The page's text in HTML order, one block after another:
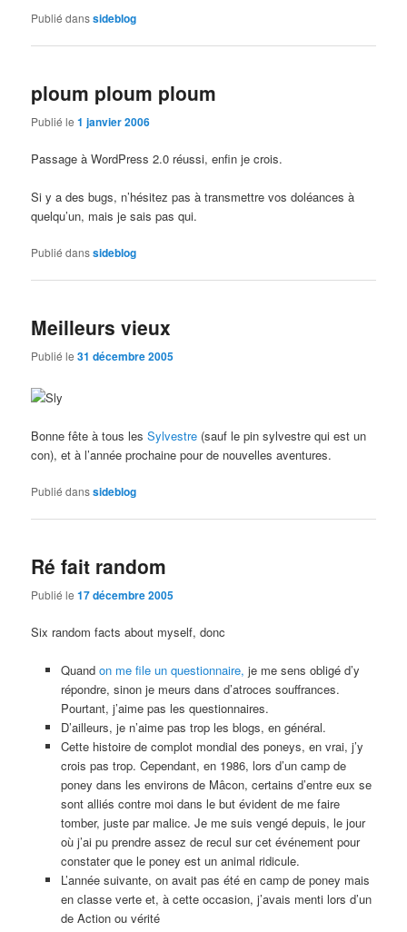
Publié danssideblog
ploum ploum ploum
Publié le1 janvier 2006
Passage à WordPress 2.0 réussi, enfin je crois.
Si y a des bugs, n’hésitez pas à transmettre vos doléances à
quelqu’un, mais je sais pas qui.
Publié danssideblog
Meilleurs vieux
Publié le31 décembre 2005
Bonne fête à tous lesSylvestre (sauf le pin sylvestre qui est un
con), et à l’année prochaine pour de nouvelles aventures.
Publié danssideblog
Ré fait random
Publié le17 décembre 2005
Six random facts about myself, donc
Quand on me file un questionnaire, je me sens obligé d’y
répondre, sinon je meurs dans d’atroces souffrances.
Pourtant, j’aime pas les questionnaires.
D’ailleurs, je n’aime pas trop les blogs, en général.
Cette histoire de complot mondial des poneys, en vrai, j’y
crois pas trop. Cependant, en 1986, lors d’un camp de
poney dans les environs de Mâcon, certains d’entre eux se
sont alliés contre moi dans le but évident de me faire
tomber, juste par malice. Je me suis vengé depuis, le jour
où j’ai pu prendre assez de recul sur cet événement pour
constater que le poney est un animal ridicule.
L’année suivante, on avait pas été en camp de poney mais
en classe verte et, à cette occasion, j’avais menti lors d’un
de Action ou vérité